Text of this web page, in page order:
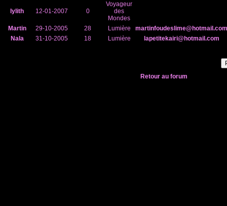
lylith 12-01-2007 0
Voyageur
des
Mondes
Martin
29-10-2005 28 Lumière
martinfoudeslime@hotmail.com
Nala
31-10-2005 18 Lumière lapetitekairi@hotmail.com
Retour au forum